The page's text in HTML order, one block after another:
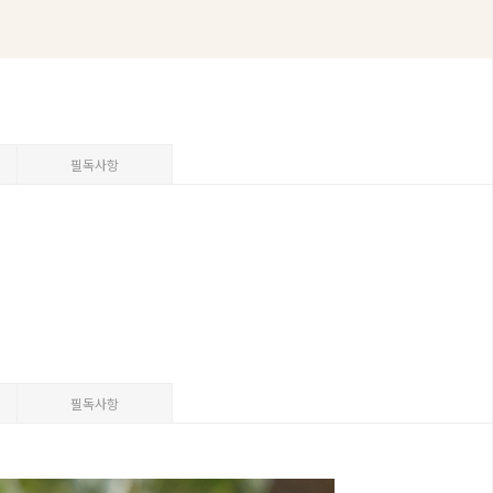
필독사항
필독사항